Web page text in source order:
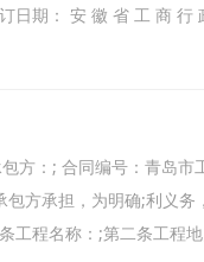
日期： 安 徽 省 工 商
方：; 合同编号：青岛市
方承担，为明确;利义
工程名称：;第二条工程地